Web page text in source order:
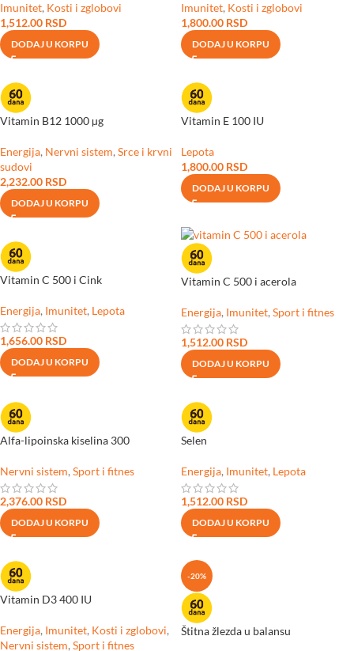
Imunitet, Kosti i zglobovi
1,512.00 RSD
DODAJ U KORPU
Imunitet, Kosti i zglobovi
1,800.00 RSD
DODAJ U KORPU
Vitamin B12 1000 µg
Energija, Nervni sistem, Srce i krvni
sudovi
2,232.00 RSD
DODAJ U KORPU
Vitamin E 100 IU
Lepota
1,800.00 RSD
DODAJ U KORPU
Vitamin C 500 i Cink
Energija, Imunitet, Lepota
1,656.00 RSD
DODAJ U KORPU
Vitamin C 500 i acerola
Energija, Imunitet, Sport i fitnes
1,512.00 RSD
DODAJ U KORPU
Alfa-lipoinska kiselina 300
Nervni sistem, Sport i fitnes
2,376.00 RSD
DODAJ U KORPU
Selen
Energija, Imunitet, Lepota
1,512.00 RSD
DODAJ U KORPU
Vitamin D3 400 IU
Energija, Imunitet, Kosti i zglobovi,
Nervni sistem, Sport i fitnes
-20%
Štitna žlezda u balansu